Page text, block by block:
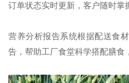
订单状态实时更新，客户随时掌
营养分析报告系统根据配送食
告，帮助工厂食堂科学搭配膳食